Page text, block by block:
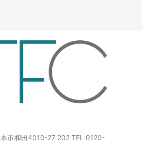
市和田4010-27 202 TEL 0120-